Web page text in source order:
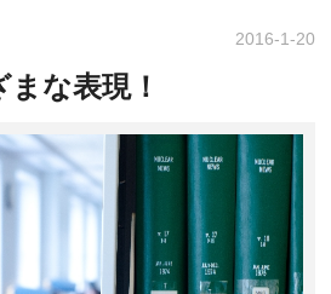
2016-1-20
な表現！